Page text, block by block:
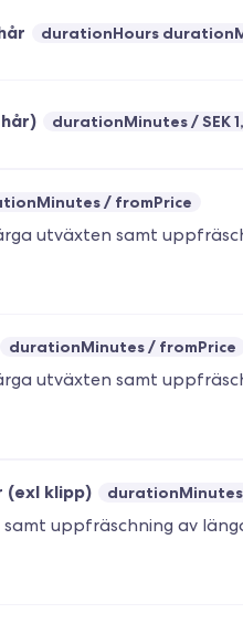
durationHours
durationMinutes SEK
fromPrice
durationMinutes fromPrice
(exl klipp) durationMinutes